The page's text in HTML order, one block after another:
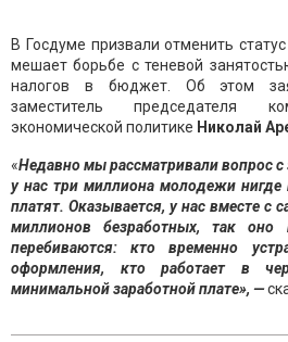
В Госдуме призвали отменить
мешает борьбе с теневой
налогов в бюджет. Об этом
заместитель председателя
экономической политике Николай
«Недавно мы рассматривали вопрос с
у нас три миллиона молодежи нигде
платят. Оказывается, у нас вместе с
миллионов безработных, так
перебиваются: кто временно
оформления, кто работает в
минимальной заработной плате», —